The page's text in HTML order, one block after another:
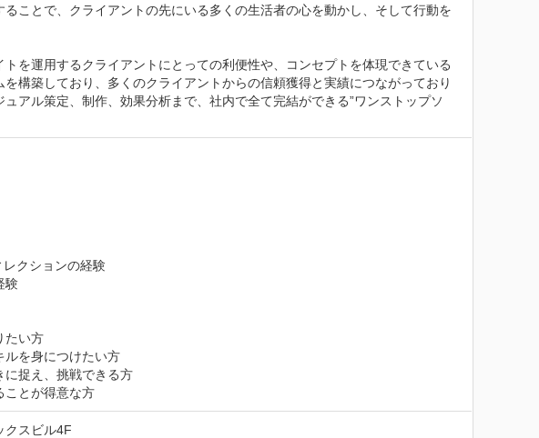
ことで、クライアントの先にいる多くの生活者の心を動かし、そして行動を
を運用するクライアントにとっての利便性や、コンセプトを体現できている
構築しており、多くのクライアントからの信頼獲得と実績につながっており
アル策定、制作、効果分析まで、社内で全て完結ができる”ワンストップソ
レクションの経験
験
たい方
ルを身につけたい方
に捉え、挑戦できる方
ことが得意な方
クスビル4F